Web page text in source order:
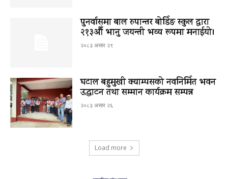
पुनर्वासमा बाल रुपान्तर बोर्डिङ स्कुल द्धारा
२१३औँ भानु जयन्ती भव्य रूपमा मनाईयो।
२०८३ असार २९
घटाल बहुमुखी क्याम्पसको नवनिर्मित भवन
उद्घाटन तथा सम्मान कार्यक्रम सम्पन्न
२०८३ असार २६
Load more